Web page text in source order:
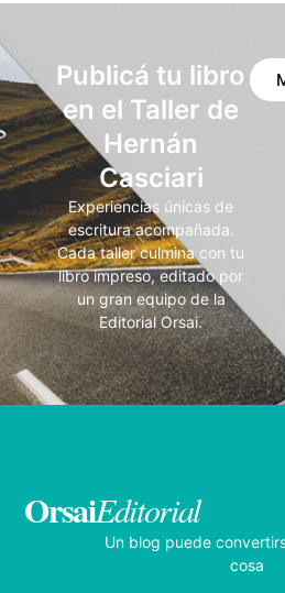
Publicá tu libro
en el Taller de
Hernán
Casciari
Experiencias únicas de
escritura acompañada.
Cada taller culmina con tu
libro impreso, editado por
un gran equipo de la
Editorial Orsai.
OrsaiEditorial
Un blog puede
cosa